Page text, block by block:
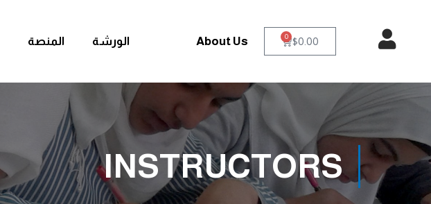
$0.00
0
About Us الورشة المنصة
INSTRUCTORS